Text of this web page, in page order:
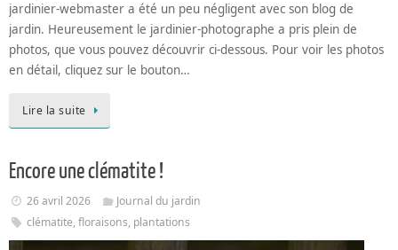
jardinier-webmaster a été un peu négligent avec son blog de
jardin. Heureusement le jardinier-photographe a pris plein de
photos, que vous pouvez découvrir ci-dessous. Pour voir les photos
en détail, cliquez sur le bouton…
Lire la suite
Encore une clématite !
26 avril 2026
Journal du jardin
clématite, floraisons, plantations